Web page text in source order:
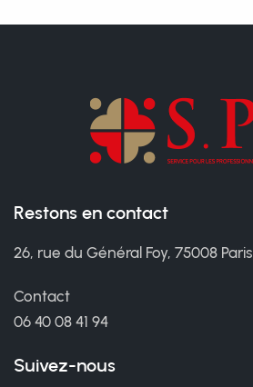
Restons en contact
26, rue du Général Foy, 75008 Paris
Contact
06 40 08 41 94
Suivez-nous